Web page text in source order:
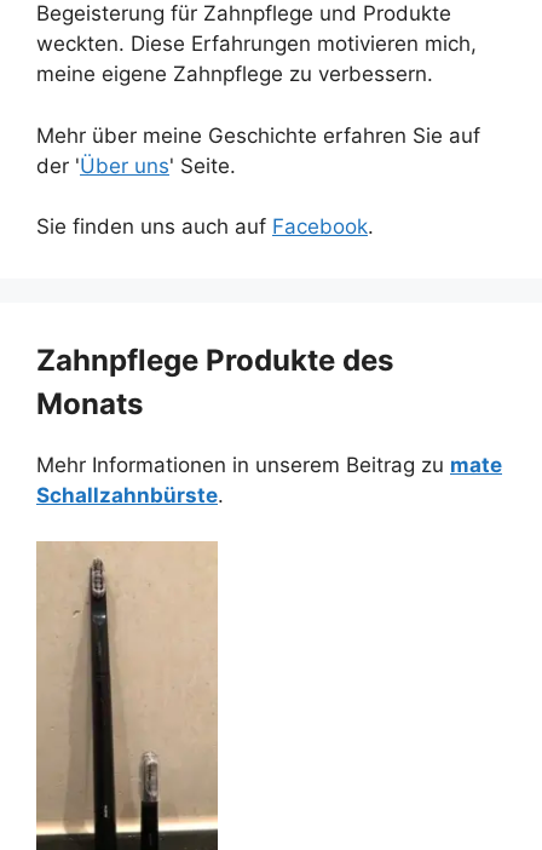
Begeisterung für Zahnpflege und Produkte
weckten. Diese Erfahrungen motivieren mich,
meine eigene Zahnpflege zu verbessern.
Mehr über meine Geschichte erfahren Sie auf
der 'Über uns' Seite.
Sie finden uns auch auf Facebook.
Zahnpflege Produkte des
Monats
Mehr Informationen in unserem Beitrag zu mate
Schallzahnbürste.